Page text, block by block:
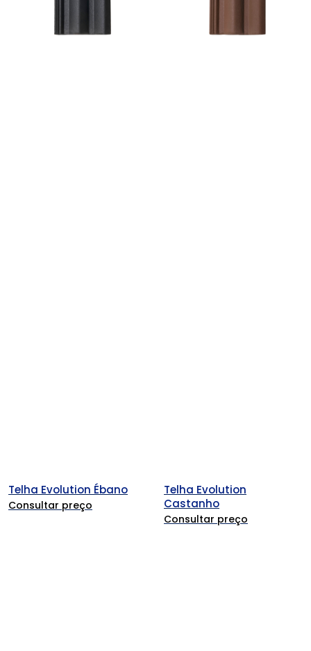
Telha Evolution Ébano
Consultar preço
Telha Evolution
Castanho
Consultar preço